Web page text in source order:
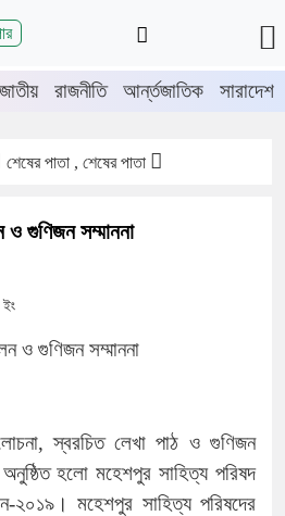
গণমিছিল
সভায়
জাতীয় রাজনীতি আর্ন্তজাতিক সারাদেশ
শেষের পাতা , শেষের পাতা
ও গুণিজন সম্মাননা
স্বরচিত লেখা পাঠ ও গুণিজন
অনুষ্ঠিত হলো মহেশপুর সাহিত্য পরিষদ
২০১৯। মহেশপুর সাহিত্য পরিষদের